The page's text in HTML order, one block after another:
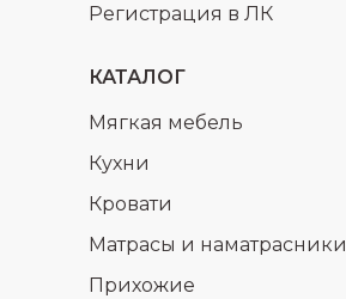
Регистрация в ЛК
КАТАЛОГ
Кухни
Мягкая мебель
Кровати
Матрасы и наматрасники
Прихожие